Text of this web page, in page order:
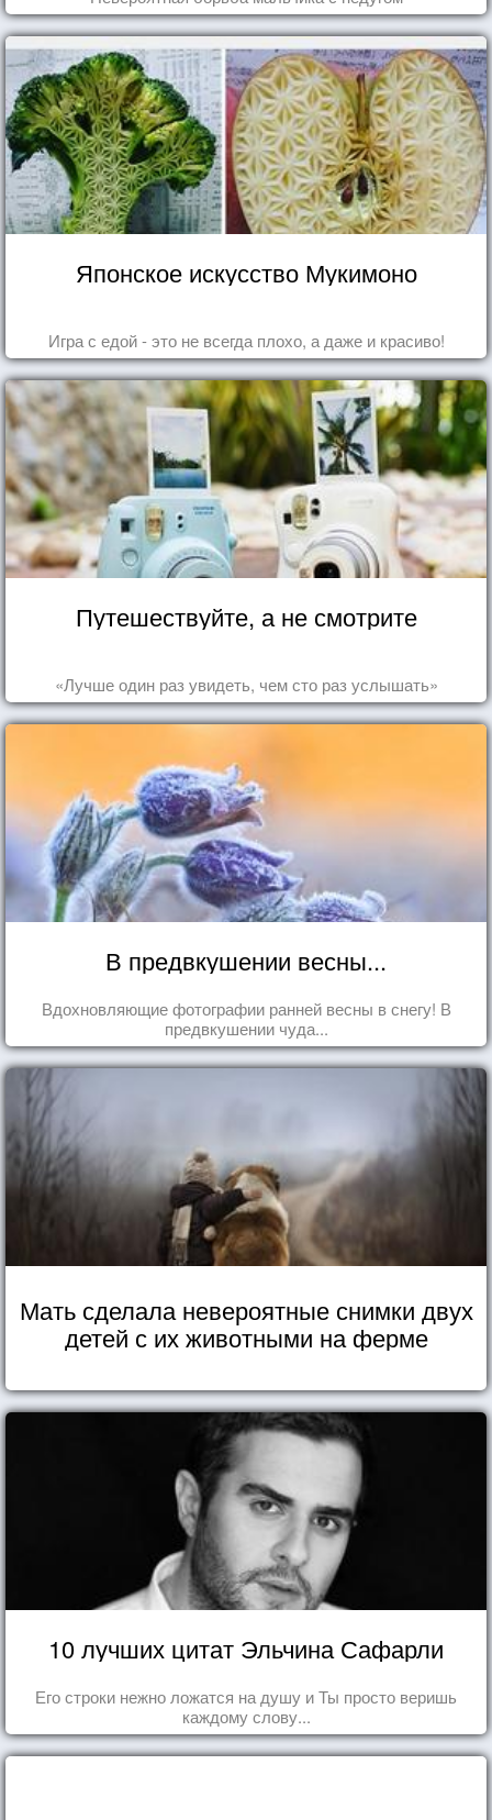
Японское искусство Мукимоно
Игра с едой - это не всегда плохо, а даже и красиво!
Путешествуйте, а не смотрите
«Лучше один раз увидеть, чем сто раз услышать»
В предвкушении весны...
Вдохновляющие фотографии ранней весны в снегу! В
предвкушении чуда...
Мать сделала невероятные снимки двух
детей с их животными на ферме
10 лучших цитат Эльчина Сафарли
Его строки нежно ложатся на душу и Ты просто веришь
каждому слову...